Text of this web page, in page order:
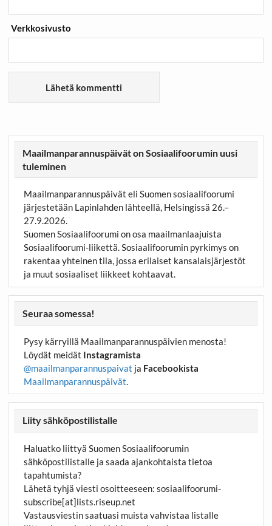
Verkkosivusto
Maailmanparannuspäivät on Sosiaalifoorumin uusi
tuleminen
Maailmanparannuspäivät eli Suomen sosiaalifoorumi
järjestetään Lapinlahden lähteellä, Helsingissä 26.–
27.9.2026.
Suomen Sosiaalifoorumi on osa maailmanlaajuista
Sosiaalifoorumi-liikettä. Sosiaalifoorumin pyrkimys on
rakentaa yhteinen tila, jossa erilaiset kansalaisjärjestöt
ja muut sosiaaliset liikkeet kohtaavat.
Seuraa somessa!
Pysy kärryillä Maailmanparannuspäivien menosta!
Löydät meidät Instagramista
@maailmanparannuspaivat ja Facebookista
Maailmanparannuspäivät.
Liity sähköpostilistalle
Haluatko liittyä Suomen Sosiaalifoorumin
sähköpostilistalle ja saada ajankohtaista tietoa
tapahtumista?
Lähetä tyhjä viesti osoitteeseen: sosiaalifoorumi-
subscribe[at]lists.riseup.net
Vastausviestin saatuasi muista vahvistaa listalle